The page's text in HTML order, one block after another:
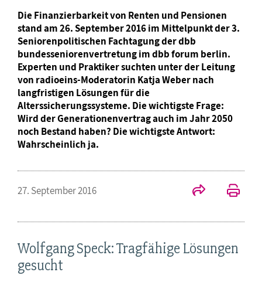
Die Finanzierbarkeit von Renten und Pensionen
stand am 26. September 2016 im Mittelpunkt der 3.
Seniorenpolitischen Fachtagung der dbb
bundesseniorenvertretung im dbb forum berlin.
Experten und Praktiker suchten unter der Leitung
von radioeins-Moderatorin Katja Weber nach
langfristigen Lösungen für die
Alterssicherungssysteme. Die wichtigste Frage:
Wird der Generationenvertrag auch im Jahr 2050
noch Bestand haben? Die wichtigste Antwort:
Wahrscheinlich ja.
27. September 2016
Wolfgang Speck: Tragfähige Lösungen
gesucht